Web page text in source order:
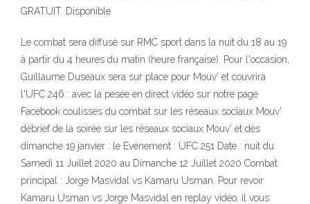
GRATUIT. Disponible
Le combat sera diffusé sur RMC sport dans la nuit du 18 au 19
à partir du 4 heures du matin (heure française). Pour l'occasion,
Guillaume Duseaux sera sur place pour Mouv’ et couvrira
l'UFC 246 : avec la pesée en direct vidéo sur notre page
Facebook coulisses du combat sur les réseaux sociaux Mouv'
débrief de la soirée sur les réseaux sociaux Mouv' et dès
dimanche 19 janvier : le Evénement : UFC 251 Date : nuit du
Samedi 11 Juillet 2020 au Dimanche 12 Juillet 2020 Combat
principal : Jorge Masvidal vs Kamaru Usman. Pour revoir
Kamaru Usman vs Jorge Masvidal en replay vidéo, il vous